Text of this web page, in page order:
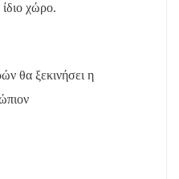
χώρο.
θα ξεκινήσει η